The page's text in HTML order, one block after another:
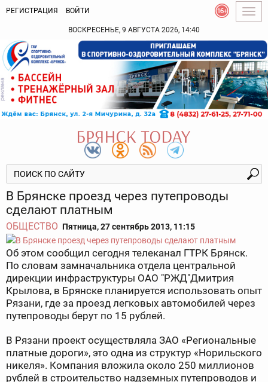
РЕГИСТРАЦИЯ ВОЙТИ
ВОСКРЕСЕНЬЕ, 9 АВГУСТА 2026, 14:40
В Брянске проезд через путепроводы
сделают платным
ОБЩЕСТВО Пятница, 27 сентябрь 2013, 11:15
Об этом сообщил сегодня телеканал ГТРК Брянск.
По словам замначальника отдела центральной
дирекции инфраструктуры ОАО "РЖД"Дмитрия
Крылова, в Брянске планируется использовать опыт
Рязани, где за проезд легковых автомобилей через
путепроводы берут по 15 рублей.
В Рязани проект осуществляла ЗАО «Региональные
платные дороги», это одна из структур «Норильского
никеля». Компания вложила около 250 миллионов
рублей в строительство надземных путепроводов и